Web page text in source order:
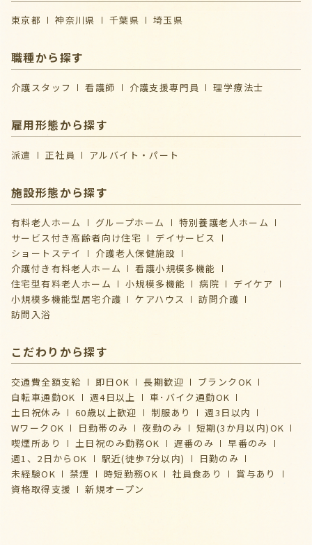
東京都 神奈川県 千葉県 埼玉県
職種から探す
介護スタッフ 看護師 介護支援専門員 理学療法士
雇用形態から探す
派遣 正社員 アルバイト・パート
施設形態から探す
有料老人ホーム グループホーム
特別養護老人ホーム
サービス付き高齢者向け住宅
デイサービス
ショートステイ
介護⽼⼈保健施設
介護付き有料老人ホーム
看護小規模多機能
住宅型有料老人ホーム
小規模多機能 病院
デイケア
⼩規模多機能型居宅介護
ケアハウス
訪問介護
訪問入浴
こだわりから探す
交通費全額支給 即日OK 長期歓迎
ブランクOK
自転車通勤OK
週4日以上
車･バイク通勤OK
土日祝休み
60歳以上歓迎 制服あり
週3日以内
WワークOK
日勤帯のみ 夜勤のみ
短期(3か月以内)OK
喫煙所あり
土日祝のみ勤務OK 遅番のみ
早番のみ
週1、2日からOK
駅近(徒歩7分以内)
日勤のみ
未経験OK
禁煙 時短勤務OK 社員食あり
賞与あり
資格取得支援
新規オープン